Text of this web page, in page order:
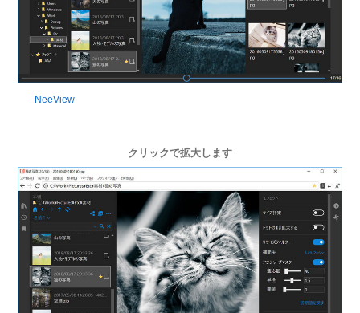
NeeView
クリックで拡大します